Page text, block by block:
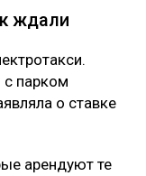
ждали
с парком
о ставке
арендуют те